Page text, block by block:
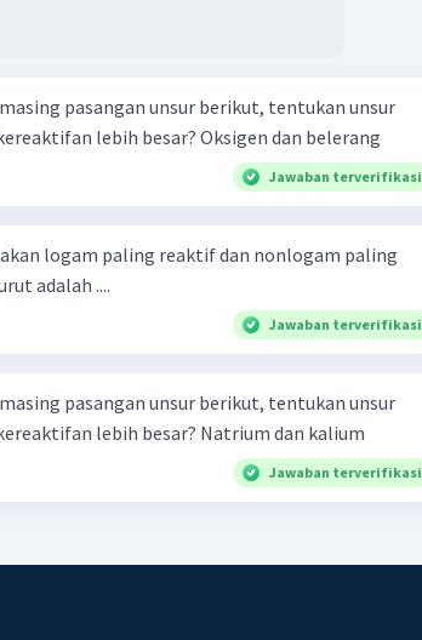
pasangan unsur berikut, tentukan unsur
yang mempunyai kereaktifan lebih besar? Oksigen dan belerang
Jawaban terverifikasi
logam paling reaktif dan nonlogam paling
adalah ....
Jawaban terverifikasi
pasangan unsur berikut, tentukan unsur
yang mempunyai kereaktifan lebih besar? Natrium dan kalium
Jawaban terverifikasi